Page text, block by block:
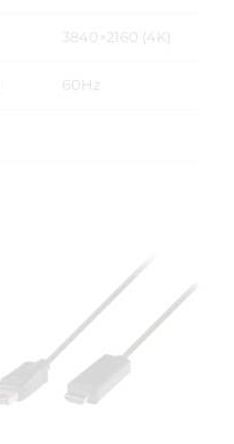
3840×2160 (4K)
60Hz